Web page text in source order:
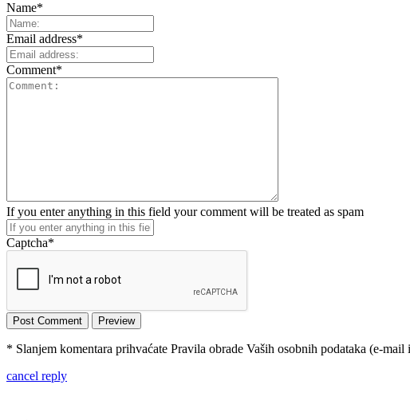
Name*
Email address*
Comment*
If you enter anything in this field your comment will be treated as spam
Captcha*
* Slanjem komentara prihvaćate Pravila obrade Vaših osobnih podataka (e-mail
cancel reply